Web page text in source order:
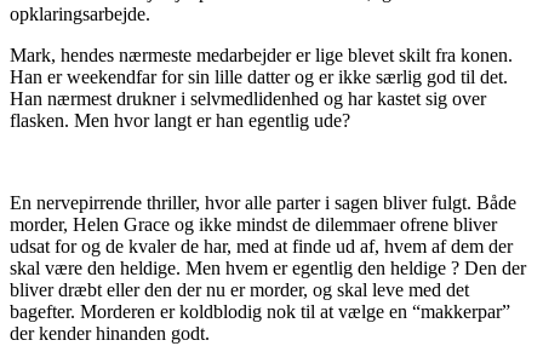
opklaringsarbejde.
Mark, hendes nærmeste medarbejder er lige blevet skilt fra konen.
Han er weekendfar for sin lille datter og er ikke særlig god til det.
Han nærmest drukner i selvmedlidenhed og har kastet sig over
flasken. Men hvor langt er han egentlig ude?
En nervepirrende thriller, hvor alle parter i sagen bliver fulgt. Både
morder, Helen Grace og ikke mindst de dilemmaer ofrene bliver
udsat for og de kvaler de har, med at finde ud af, hvem af dem der
skal være den heldige. Men hvem er egentlig den heldige ? Den der
bliver dræbt eller den der nu er morder, og skal leve med det
bagefter. Morderen er koldblodig nok til at vælge en “makkerpar”
der kender hinanden godt.